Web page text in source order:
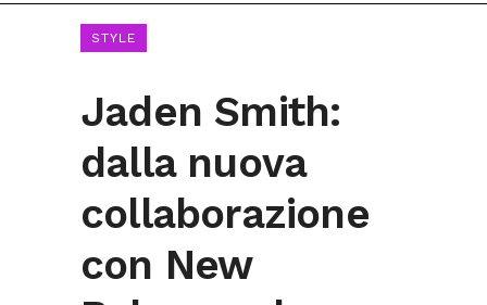
STYLE
Jaden Smith:
dalla nuova
collaborazione
con New